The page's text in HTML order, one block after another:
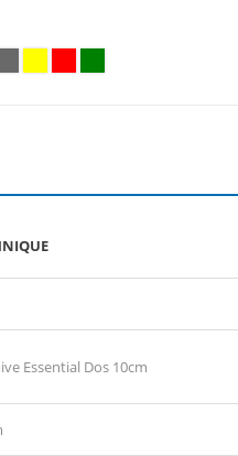
Essential Dos 10cm